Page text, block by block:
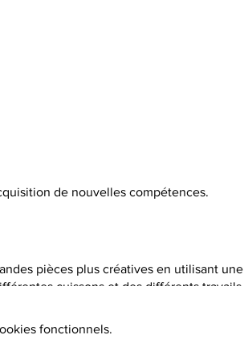
de nouvelles compétences.
pièces plus créatives en utilisant une
cuissons et des différents travails
fonctionnels.